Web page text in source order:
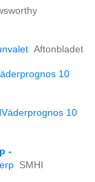
Aftonbladet
10
Väderprognos 10
-
SMHI